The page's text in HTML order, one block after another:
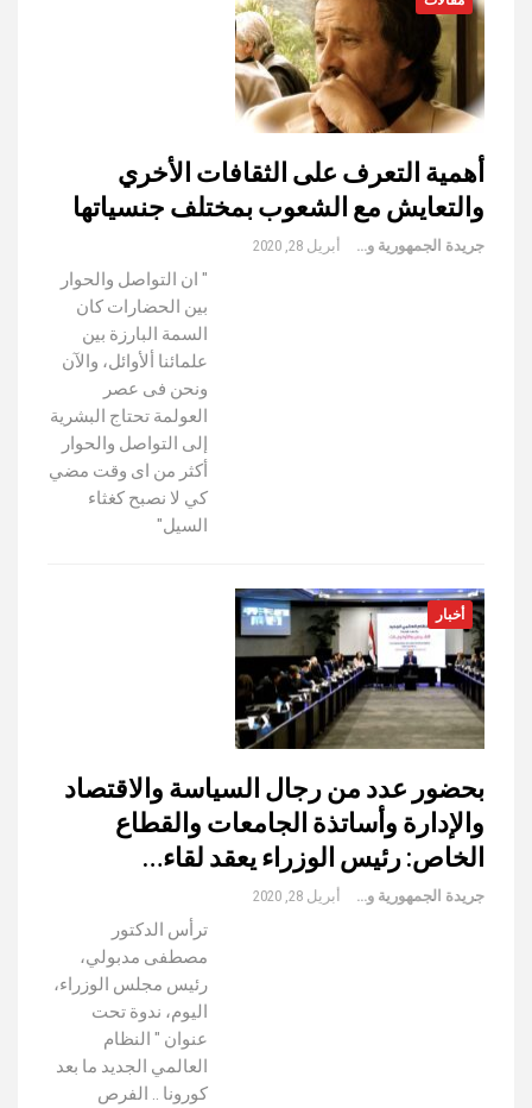
أهمية التعرف على الثقافات الأخري
والتعايش مع الشعوب بمختلف جنسياتها
جريدة الجمهورية والعالم أبريل 28, 2020
" ان التواصل والحوار
بين الحضارات كان
السمة البارزة بين
علمائنا ألأوائل، والآن
ونحن فى عصر
العولمة تحتاج البشرية
إلى التواصل والحوار
أكثر من اى وقت مضي
كي لا نصبح كغثاء
السيل"
أخبار
بحضور عدد من رجال السياسة والاقتصاد
والإدارة وأساتذة الجامعات والقطاع
الخاص: رئيس الوزراء يعقد لقاء…
جريدة الجمهورية والعالم أبريل 28, 2020
ترأس الدكتور
مصطفى مدبولي،
رئيس مجلس الوزراء،
اليوم، ندوة تحت
عنوان " النظام
العالمي الجديد ما بعد
كورونا .. الفرص